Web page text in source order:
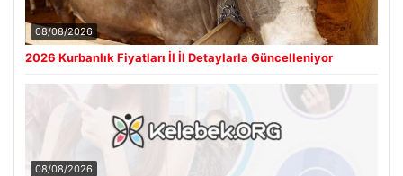
08/08/2026
2026 Kurbanlık Fiyatları İl İl Detaylarla Güncelleniyor
08/08/2026